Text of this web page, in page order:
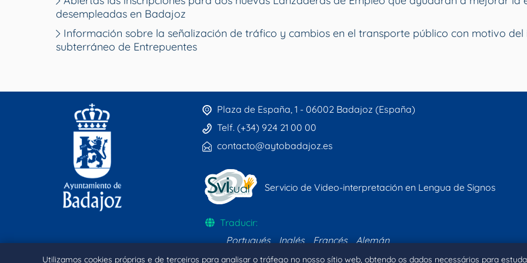
Utilizamos cookies próprias e de terceiros para analisar o tráfego no nosso sítio web, obtendo os dados necessários para
desempleadas en Badajoz
Información sobre la señalización de tráfico y cambios en el transporte público con motivo
subterráneo de Entrepuentes
Plaza de España, 1 - 06002 Badajoz (España)
Telf. (+34) 924 21 00 00
contacto@aytobadajoz.es
Servicio de Video-interpretación en Lengua de Signos
Traducir:
Portugués
Inglés Francés Alemán